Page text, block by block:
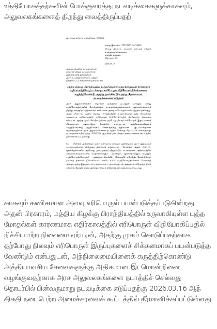
உத்தியோகத்தர்களின் போக்குவரத்து நடவடிக்கைகளுக்காகவும்,
அலுவலகங்களைத் திறந்து வைத்திருப்பதற்
காகவும் கணிசமான அளவு எரிபொருள் பயன்படுத்தப்படுகின்றது.
அதன் பிரகாரம், மத்திய கிழக்கு பிராந்தியத்தில் உருவாகியுள்ள யுத்த
மோதல்கள் காரணமாக எதிர்காலத்தில் எரிபொருள் விநியோகிப்பதில்
நிச்சியமற்ற நிலைமை ஏற்படின், அதற்கு முகம் கொடுப்பதற்காக
தற்போது நிலவும் எரிபொருள் இருப்புகளைச் சிக்கனமாகப் பயன்படுத்த
வேண்டும் என்பதுடன், அந்நிலைமையினைக் கருத்திற்கொண்டு
அத்தியாவசிய சேவைகளுக்கு அதிகமான இடமொன்றினை
வழங்குவதற்காக அரச அலுவலகங்களை நடாத்திச் செல்வது
தொடர்பில் பின்வருமாறு நடவடிக்கை எடுப்பதற்கு 2026.03.16 ஆந்
திகதி நடைபெற்ற அமைச்சரவைக் கூட்டத்தில் தீர்மானிக்கப்பட்டுள்ளது.